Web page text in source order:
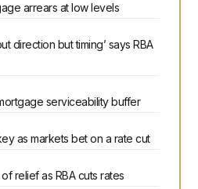
arrears at low levels
direction but timing’ says RBA
serviceability buffer
as markets bet on a rate cut
relief as RBA cuts rates